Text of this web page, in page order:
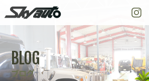
ホーム 在庫車情報
整備作業実例 パーツ販売
店舗紹介 工場紹介
BLOG
ブログ